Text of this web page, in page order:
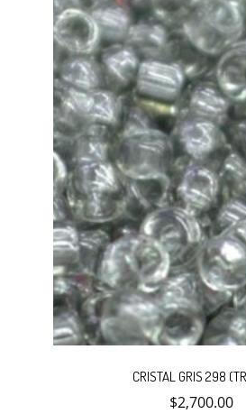
CRISTAL GRIS 298
$2,700.00